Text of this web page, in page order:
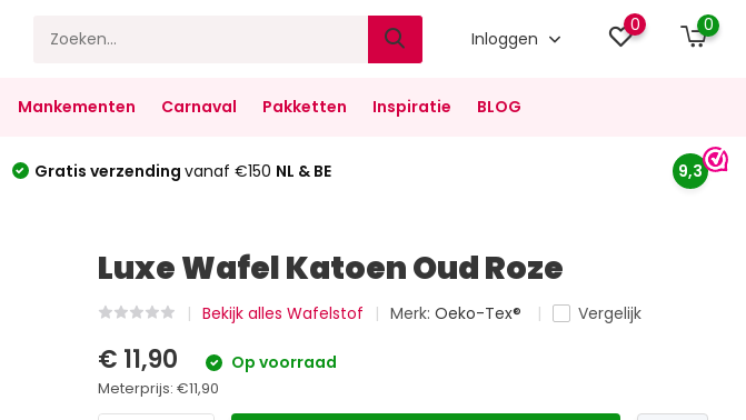
Inloggen
0 0
Mankementen Carnaval Pakketten Inspiratie BLOG
Gratis verzending vanaf €150 NL & BE 9,3
Luxe Wafel Katoen Oud Roze
Bekijk alles Wafelstof Merk:Oeko-Tex® Vergelijk
€ 11,90 Op voorraad
Meterprijs:€11,90